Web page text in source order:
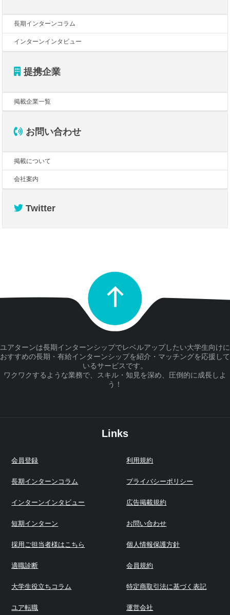
長期インターンコラム
インターンインタビュー
提携企業
掲載企業一覧
お問い合わせ
掲載について
会社案内
Twitter
ユアターンは長期インターンシップでレベルアップしたい大学生向けに
おすすめの長期・有給インターンシップを紹介・マッチングを応援して
いるサービスです。
ワクワクするような業務で、スキル・知見を深め、圧倒的に成長しよ
う！
Links
会員登録
長期インターンコラム
インターンインタビュー
短期インターン
採用ご担当者様はこちら
適職診断
大学生役立ちコラム
ユア転職
利用規約
プライバシーポリシー
広告掲載規約
お問い合わせ
個人情報保護方針
会員規約
特定商取引法に基づく表記
運営会社